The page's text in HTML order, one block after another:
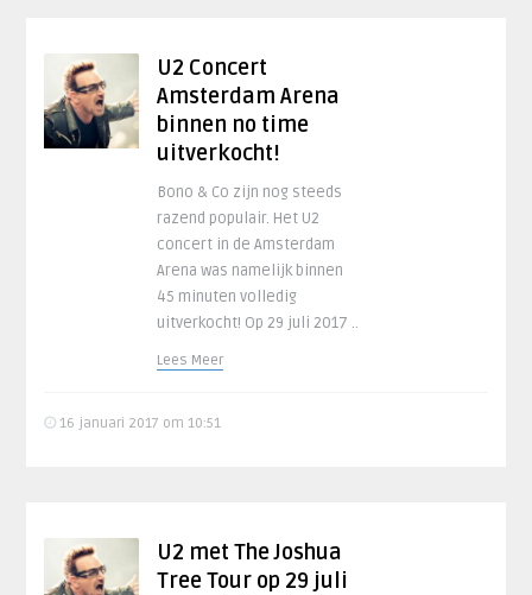
U2 Concert
Amsterdam Arena
binnen no time
uitverkocht!
Bono & Co zijn nog steeds
razend populair. Het U2
concert in de Amsterdam
Arena was namelijk binnen
45 minuten volledig
uitverkocht! Op 29 juli 2017 ..
Lees Meer
16 januari 2017 om 10:51
U2 met The Joshua
Tree Tour op 29 juli